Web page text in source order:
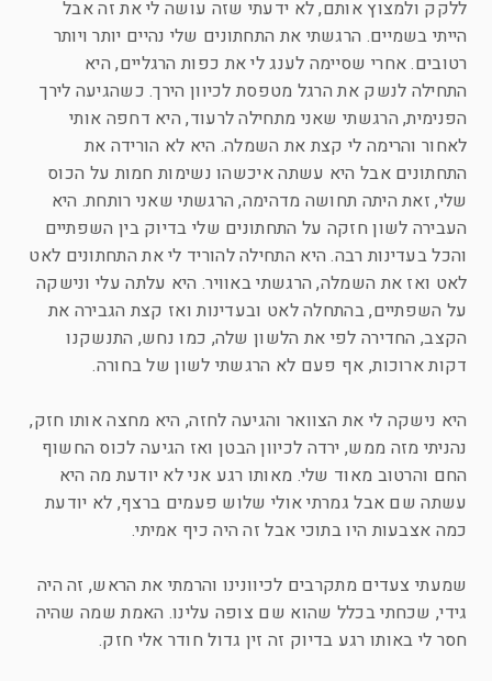
ללקק ולמצוץ אותם, לא ידעתי שזה עושה לי את זה אבל
הייתי בשמיים. הרגשתי את התחתונים שלי נהיים יותר ויותר
רטובים. אחרי שסיימה לענג לי את כפות הרגליים, היא
התחילה לנשק את הרגל מטפסת לכיוון הירך. כשהגיעה לירך
הפנימית, הרגשתי שאני מתחילה לרעוד, היא דחפה אותי
לאחור והרימה לי קצת את השמלה. היא לא הורידה את
התחתונים אבל היא עשתה איכשהו נשימות חמות על הכוס
שלי, זאת היתה תחושה מדהימה, הרגשתי שאני רותחת. היא
העבירה לשון חזקה על התחתונים שלי בדיוק בין השפתיים
והכל בעדינות רבה. היא התחילה להוריד לי את התחתונים לאט
לאט ואז את השמלה, הרגשתי באוויר. היא עלתה עלי ונישקה
על השפתיים, בהתחלה לאט ובעדינות ואז קצת הגבירה את
הקצב, החדירה לפי את הלשון שלה, כמו נחש, התנשקנו
דקות ארוכות, אף פעם לא הרגשתי לשון של בחורה.
היא נישקה לי את הצוואר והגיעה לחזה, היא מחצה אותו חזק,
נהניתי מזה ממש, ירדה לכיוון הבטן ואז הגיעה לכוס החשוף
החם והרטוב מאוד שלי. מאותו רגע אני לא יודעת מה היא
עשתה שם אבל גמרתי אולי שלוש פעמים ברצף, לא יודעת
כמה אצבעות היו בתוכי אבל זה היה כיף אמיתי.
שמעתי צעדים מתקרבים לכיוונינו והרמתי את הראש, זה היה
גידי, שכחתי בכלל שהוא שם צופה עלינו. האמת שמה שהיה
חסר לי באותו רגע בדיוק זה זין גדול חודר אלי חזק.